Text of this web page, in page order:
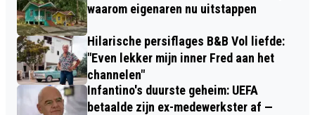
waarom eigenaren nu uitstappen
Hilarische persiflages B&B Vol liefde:
"Even lekker mijn inner Fred aan het
channelen"
Infantino's duurste geheim: UEFA
betaalde zijn ex-medewerkster af —